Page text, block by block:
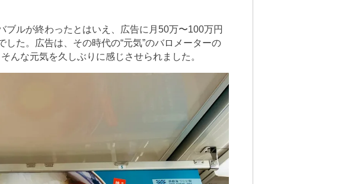
ブルが終わったとはいえ、広告に月50万〜100万円
た。広告は、その時代の“元気”のバロメーターの
んな元気を久しぶりに感じさせられました。